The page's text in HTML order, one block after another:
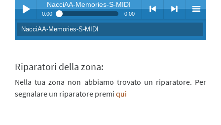
Play /
NacciAA-Memories-S-MIDI
0:00 0:00
< > nextmenu
NacciAA-Memories-S-MIDI
Riparatori della zona:
Nella tua zona non abbiamo trovato un riparatore. Per
segnalare un riparatore premi qui